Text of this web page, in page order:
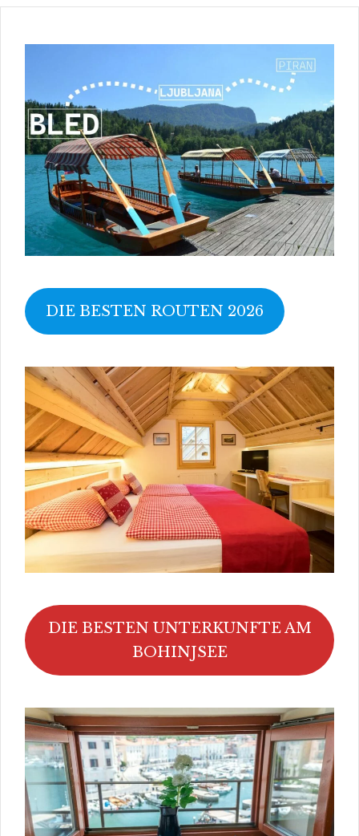
DIE BESTEN ROUTEN 2026
DIE BESTEN UNTERKUNFTE AM
BOHINJSEE